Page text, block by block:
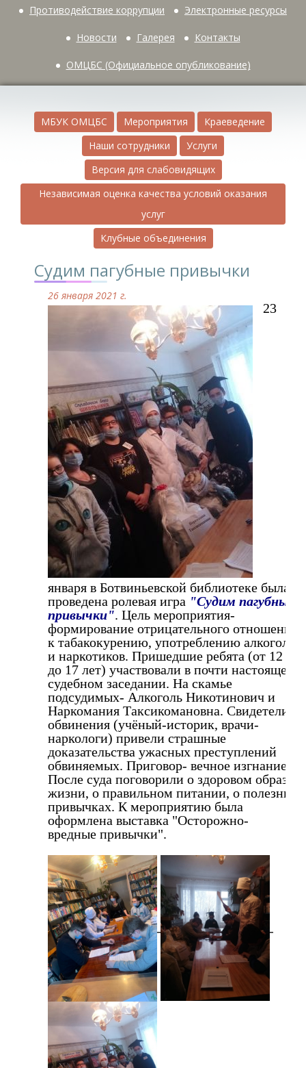
Противодействие коррупции Электронные ресурсы
Новости Галерея Контакты
ОМЦБС (Официальное опубликование)
МБУК ОМЦБС Мероприятия
Краеведение
Наши сотрудники
Услуги
Версия для слабовидящих
Независимая оценка качества условий оказания
услуг
Клубные объединения
Судим пагубные привычки
26 января 2021 г.
23
января в Ботвиньевской библиотеке была
проведена ролевая игра "Судим пагубные
привычки". Цель мероприятия-
формирование отрицательного отношения
к табакокурению, употреблению алкоголя
и наркотиков. Пришедшие ребята (от 12
до 17 лет) участвовали в почти настоящем
судебном заседании. На скамье
подсудимых- Алкоголь Никотинович и
Наркомания Таксикомановна. Свидетели
обвинения (учёный-историк, врачи-
наркологи) привели страшные
доказательства ужасных преступлений
обвиняемых. Приговор- вечное изгнание!
После суда поговорили о здоровом образе
жизни, о правильном питании, о полезных
привычках. К мероприятию была
оформлена выставка "Осторожно-
вредные привычки".